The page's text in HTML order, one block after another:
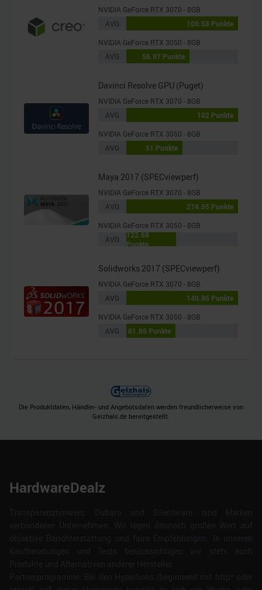
NVIDIA GeForce RTX 3070 - 8GB
AVG
100.58 Punkte
NVIDIA GeForce RTX 3050 - 8GB
AVG
56.97 Punkte
Davinci Resolve GPU (Puget)
NVIDIA GeForce RTX 3070 - 8GB
AVG
102 Punkte
NVIDIA GeForce RTX 3050 - 8GB
AVG
51 Punkte
Maya 2017 (SPECviewperf)
NVIDIA GeForce RTX 3070 - 8GB
AVG
274.55 Punkte
NVIDIA GeForce RTX 3050 - 8GB
AVG
122.68
Punkte
Solidworks 2017 (SPECviewperf)
NVIDIA GeForce RTX 3070 - 8GB
AVG
140.86 Punkte
NVIDIA GeForce RTX 3050 - 8GB
AVG
61.86 Punkte
Die Produktdaten, Händler- und Angebotsdaten werden freundlicherweise von
Geizhals.de bereitgestellt.
HardwareDealz